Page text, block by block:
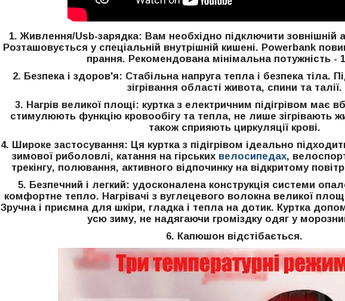
1. Живлення/Usb-зарядка: Вам необхідно підключити зовнішній
Розташовується у спеціальній внутрішній кишені. Powerbank
прання. Рекомендована мінімальна потужність -
2. Безпека і здоров'я: Стабільна напруга тепла і безпека тіла.
зігрівання області живота, спини та талії.
3. Нагрів великої площі: куртка з електричним підігрівом має
стимулюють функцію кровообігу та тепла, не лише зігрівають
також сприяють циркуляції крові.
4. Широке застосування: Ця куртка з підігрівом ідеально
зимової риболовлі, катання на гірських велосипедах,
трекінгу, полювання, активного відпочинку на відкритому
5. Безпечний і легкий: удосконалена конструкція системи
комфортне тепло. Нагрівачі з вуглецевого волокна великої
Зручна і приємна для шкіри, гладка і тепла на дотик. Куртка
усю зиму, не надягаючи громіздку одяг у
6. Капюшон відстібається.